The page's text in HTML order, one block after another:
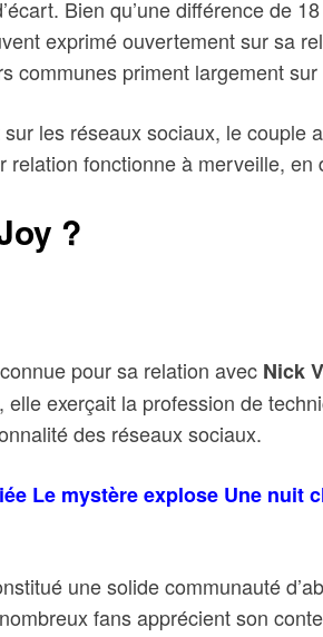
Bien qu’une différence de
exprimé ouvertement sur sa
communes priment largement
les réseaux sociaux, le couple
fonctionne à merveille, en
?
pour sa relation avec Nick
exerçait la profession de
des réseaux sociaux.
Le mystère explose Une nuit
une solide communauté
fans apprécient son